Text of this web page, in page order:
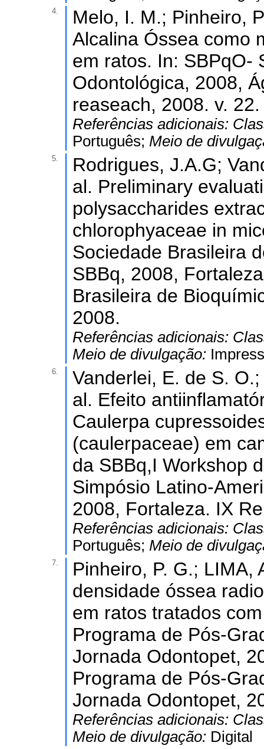
4.
Melo, I. M.; Pinheiro,
Alcalina Óssea como
em ratos. In: SBPqO-
Odontológica, 2008,
reaseach, 2008. v.
Referências adicionais:
Português; Meio de
5.
Rodrigues, J.A.G;
al. Preliminary
polysaccharides
chlorophyaceae in
Sociedade Brasileira
SBBq, 2008,
Brasileira de
2008.
Referências adicionais:
Meio de divulgação:
6.
Vanderlei, E. de S.
al. Efeito
Caulerpa
(caulerpaceae) em
da SBBq,I Workshop
Simpósio Latino-
2008, Fortaleza. IX
Referências adicionais:
Português; Meio de
7.
Pinheiro, P. G.; LIMA,
densidade óssea
em ratos tratados
Programa de Pós-
Jornada Odontopet,
Programa de Pós-
Jornada Odontopet,
Referências adicionais:
Meio de divulgação: Digital